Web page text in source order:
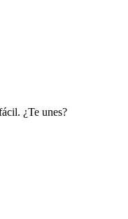
¿Te unes?